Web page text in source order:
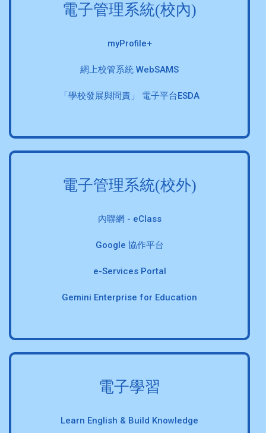
電子管理系統(校內)
myProfile+
網上校管系統 WebSAMS
「學校發展與問責」 電子平台ESDA
電子管理系統(校外)
內聯網 - eClass
Google 協作平台
e-Services Portal
Gemini Enterprise for Education
電子學習
Learn English & Build Knowledge